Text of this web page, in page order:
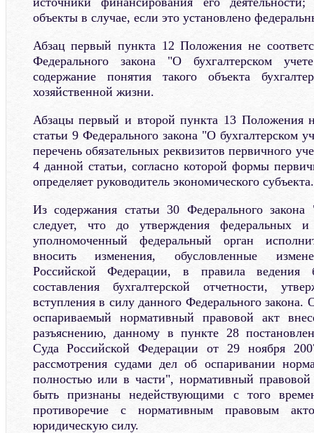
объекты в случае, если это установлено
Абзац первый пункта 12 Положения не
Федерального закона "О бухгалтерском
содержание понятия такого объекта
хозяйственной жизни.
Абзацы первый и второй пункта 13 Положения
статьи 9 Федерального закона "О бухгалтерском
перечень обязательных реквизитов первичного
4 данной статьи, согласно которой формы
определяет руководитель экономического субъекта.
Из содержания статьи 30 Федерального закона
следует, что до утверждения федеральных и
уполномоченный федеральный орган
вносить изменения, обусловленные
Российской Федерации, в правила ведения
составления бухгалтерской отчетности,
вступления в силу данного Федерального закона.
оспариваемый нормативный правовой акт
разъяснению, данному в пункте 28
Суда Российской Федерации от 29 ноября
рассмотрения судами дел об оспаривании
полностью или в части", нормативный правовой
быть признаны недействующими с того
противоречие с нормативным правовым
юридическую силу.